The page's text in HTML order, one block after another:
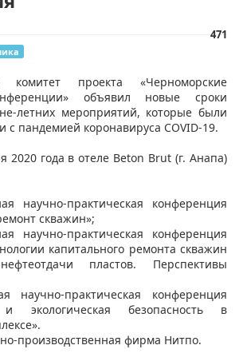
471
комитет проекта «Черноморские
объявил новые сроки
летних мероприятий, которые были
с пандемией коронавируса COVID-19.
2020 года в отеле Beton Brut (г. Анапа)
научно-практическая конференция
скважин»;
научно-практическая конференция
капитального ремонта скважин
пластов. Перспективы
научно-практическая конференция
экологическая безопасность в
производственная фирма Нитпо.